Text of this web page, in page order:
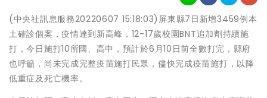
(中央社訊息服務20220607 15:18:03)屏東縣7日新增3459例本
土確診個案，疫情達到新高峰，12-17歲校園BNT追加劑持續施
打，今日施打10所國、高中，預計於6月10日前全數打完，縣府
也呼籲，尚未完成完整疫苗施打民眾，儘快完成疫苗施打，以降
低重症及死亡機率。